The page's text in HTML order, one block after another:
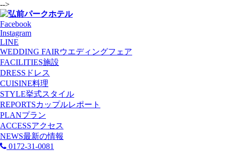
-->
Facebook
Instagram
LINE
WEDDING FAIR ウエディングフェア
FACILITIES施設
DRESS ドレス
CUISINE料理
STYLE挙式スタイル
REPORTSカップルレポート
PLANプラン
ACCESSアクセス
NEWS最新の情報
0172-31-0081